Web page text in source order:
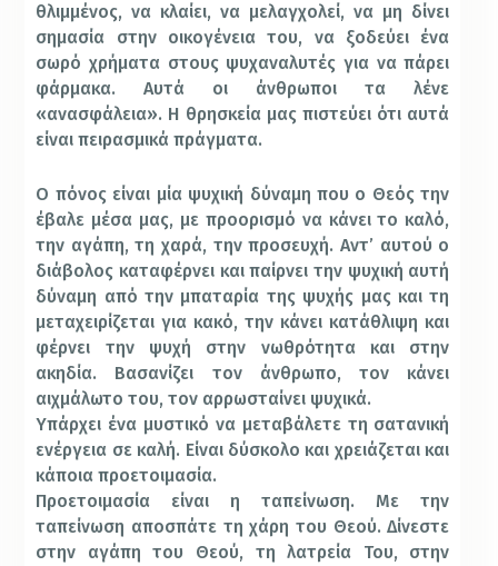
θλιμμένος, να κλαίει, να μελαγχολεί, να μη δίνει
σημασία στην οικογένεια του, να ξοδεύει ένα
σωρό χρήματα στους ψυχαναλυτές για να πάρει
φάρμακα. Αυτά οι άνθρωποι τα λένε
«ανασφάλεια». Η θρησκεία μας πιστεύει ότι αυτά
είναι πειρασμικά πράγματα.
Ο πόνος είναι μία ψυχική δύναμη που ο Θεός την
έβαλε μέσα μας, με προορισμό να κάνει το καλό,
την αγάπη, τη χαρά, την προσευχή. Αντ’ αυτού ο
διάβολος καταφέρνει και παίρνει την ψυχική αυτή
δύναμη από την μπαταρία της ψυχής μας και τη
μεταχειρίζεται για κακό, την κάνει κατάθλιψη και
φέρνει την ψυχή στην νωθρότητα και στην
ακηδία. Βασανίζει τον άνθρωπο, τον κάνει
αιχμάλωτο του, τον αρρωσταίνει ψυχικά.
Υπάρχει ένα μυστικό να μεταβάλετε τη σατανική
ενέργεια σε καλή. Είναι δύσκολο και χρειάζεται και
κάποια προετοιμασία.
Προετοιμασία είναι η ταπείνωση. Με την
ταπείνωση αποσπάτε τη χάρη του Θεού. Δίνεστε
στην αγάπη του Θεού, τη λατρεία Του, στην